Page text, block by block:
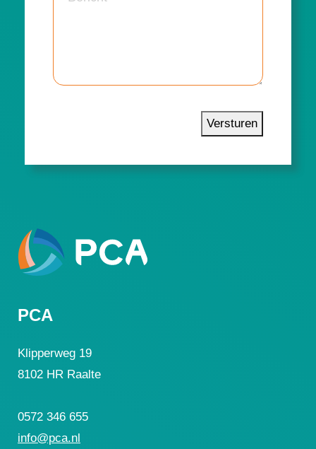
Versturen
PCA
Klipperweg 19
8102 HR Raalte
0572 346 655
info@pca.nl